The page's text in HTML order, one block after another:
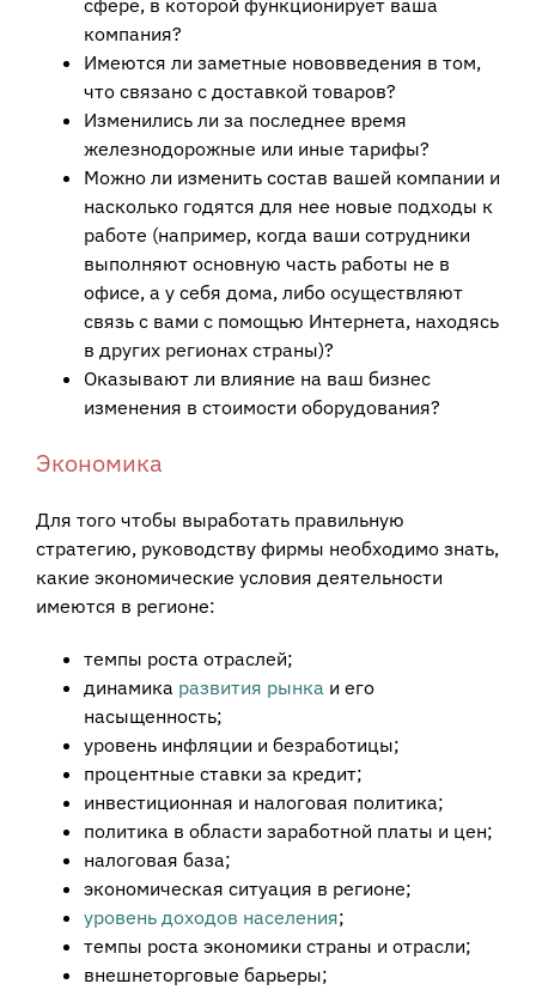
сфере, в которой функционирует ваша
компания?
Имеются ли заметные нововведения в том,
что связано с доставкой товаров?
Изменились ли за последнее время
железнодорожные или иные тарифы?
Можно ли изменить состав вашей компании и
насколько годятся для нее новые подходы к
работе (например, когда ваши сотрудники
выполняют основную часть работы не в
офисе, а у себя дома, либо осуществляют
связь с вами с помощью Интернета, находясь
в других регионах страны)?
Оказывают ли влияние на ваш бизнес
изменения в стоимости оборудования?
Экономика
Для того чтобы выработать правильную
стратегию, руководству фирмы необходимо знать,
какие экономические условия деятельности
имеются в регионе:
темпы роста отраслей;
динамика развития рынка и его
насыщенность;
уровень инфляции и безработицы;
процентные ставки за кредит;
инвестиционная и налоговая политика;
политика в области заработной платы и цен;
налоговая база;
экономическая ситуация в регионе;
уровень доходов населения;
темпы роста экономики страны и отрасли;
внешнеторговые барьеры;